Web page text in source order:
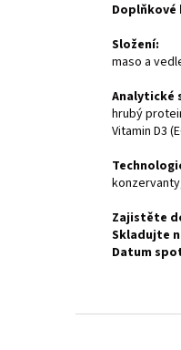
Doplňkové
Složení:
maso a
Analytické
hrubý
Vitamin D3
Zajistěte
Skladujte
Datum